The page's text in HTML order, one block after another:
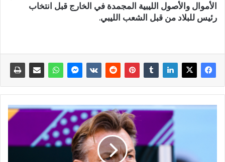
الأموال والأصول الليبية المجمدة في الخارج قبل انتخاب
رئيس للبلاد من قبل الشعب الليبي.